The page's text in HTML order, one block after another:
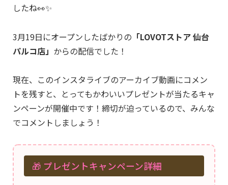
したね👀✨
3月19日にオープンしたばかりの 「LOVOTストア 仙台
パルコ店」 からの配信でした！
現在、このインスタライブのアーカイブ動画にコメン
トを残すと、とってもかわいいプレゼントが当たるキャ
ンペーンが開催中です！締切が迫っているので、みんな
でコメントしましょう！
🎁 プレゼントキャンペーン詳細